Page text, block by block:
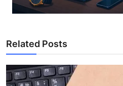
Related Posts